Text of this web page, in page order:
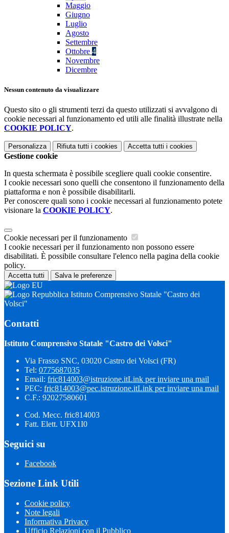
Maggio
Giugno
Luglio
Agosto
Settembre
Ottobre 4
Novembre
Dicembre
Nessun contenuto da visualizzare
Questo sito o gli strumenti terzi da questo utilizzati si avvalgono di
cookie necessari al funzionamento ed utili alle finalità illustrate nella
COOKIE POLICY.
Personalizza Rifiuta tutti i cookies Accetta tutti i cookies
Gestione cookie
In questa schermata è possibile scegliere quali cookie consentire.
I cookie necessari sono quelli che consentono il funzionamento della
piattaforma e non è possibile disabilitarli.
Per conoscere quali sono i cookie necessari al funzionamento potete
visionare la COOKIE POLICY.
Cookie necessari per il funzionamento
I cookie necessari per il funzionamento non possono essere
disabilitati. È possibile consultare l'elenco nella pagina della cookie
policy.
Accetta tutti Salva le preferenze
Istituto Comprensivo Statale "Castro dei
Volsci"
Contatti
Istituto Comprensivo Statale "Castro dei Volsci"
Via Frasso SNC, 03020 Castro dei Volsci (FR)
Tel: 0775687035
Email: fric814003@istruzione.itLink per inviare una mail
PEC: fric814003@pec.istruzione.itLink per inviare una mail
C.F.: 92027580601
Cod. Mecc. fric814003
Fatt. Elett. UFX1I0
Seguici su
Facebook
Sezione Link Utili
Cookie policy
Note legali
Informativa Privacy
Ufficio Relazioni con il Pubblico